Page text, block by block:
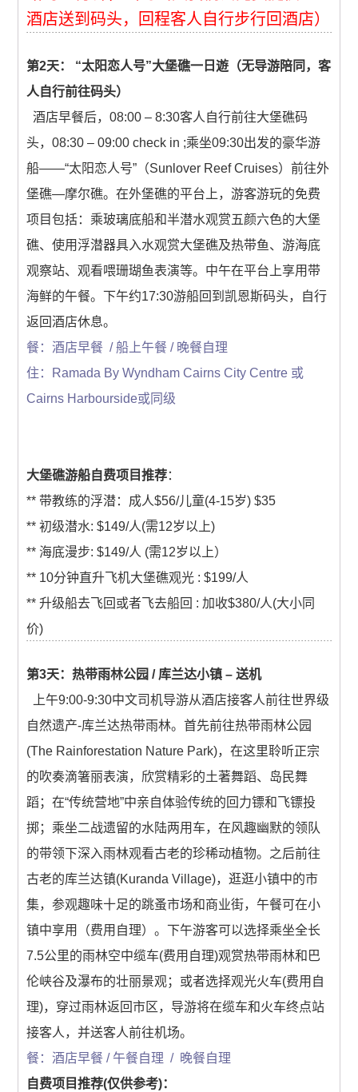
酒店送到码头，回程客人自行步行回酒店）
第2天： “太阳恋人号”大堡礁一日遊（无导游陪同，客
人自行前往码头）
酒店早餐后，08:00 – 8:30客人自行前往大堡礁码
头，08:30 – 09:00 check in ;乘坐09:30出发的豪华游
船——“太阳恋人号”（Sunlover Reef Cruises）前往外
堡礁—摩尔礁。在外堡礁的平台上，游客游玩的免费
项目包括：乘玻璃底船和半潜水观赏五颜六色的大堡
礁、使用浮潜器具入水观赏大堡礁及热带鱼、游海底
观察站、观看喂珊瑚鱼表演等。中午在平台上享用带
海鲜的午餐。下午约17:30游船回到凯恩斯码头，自行
返回酒店休息。
餐：酒店早餐 / 船上午餐 / 晚餐自理
住：Ramada By Wyndham Cairns City Centre 或
Cairns Harbourside或同级
大堡礁游船自费项目推荐：
** 带教练的浮潜：成人$56/儿童(4-15岁) $35
** 初级潜水: $149/人(需12岁以上)
** 海底漫步: $149/人 (需12岁以上）
** 10分钟直升飞机大堡礁观光 : $199/人
** 升级船去飞回或者飞去船回 : 加收$380/人(大小同
价)
第3天：热带雨林公园 / 库兰达小镇 – 送机
上午9:00-9:30中文司机导游从酒店接客人前往世界级
自然遗产-库兰达热带雨林。首先前往热带雨林公园
(The Rainforestation Nature Park)，在这里聆听正宗
的吹奏滴箸丽表演，欣赏精彩的土著舞蹈、岛民舞
蹈；在“传统营地”中亲自体验传统的回力镖和飞镖投
掷；乘坐二战遗留的水陆两用车，在风趣幽默的领队
的带领下深入雨林观看古老的珍稀动植物。之后前往
古老的库兰达镇(Kuranda Village)，逛逛小镇中的市
集，参观趣味十足的跳蚤市场和商业街，午餐可在小
镇中享用（费用自理）。下午游客可以选择乘坐全长
7.5公里的雨林空中缆车(费用自理)观赏热带雨林和巴
伦峡谷及瀑布的壮丽景观；或者选择观光火车(费用自
理)，穿过雨林返回市区，导游将在缆车和火车终点站
接客人，并送客人前往机场。
餐：酒店早餐 / 午餐自理 / 晚餐自理
自费项目推荐(仅供参考)：